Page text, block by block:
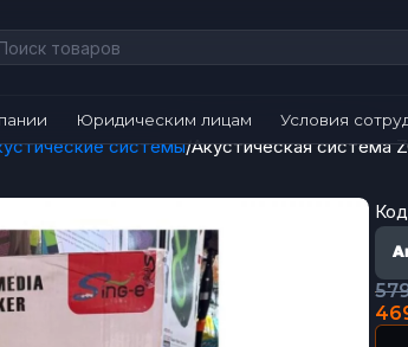
Юридическим лицам Условия
системы Акустическая система